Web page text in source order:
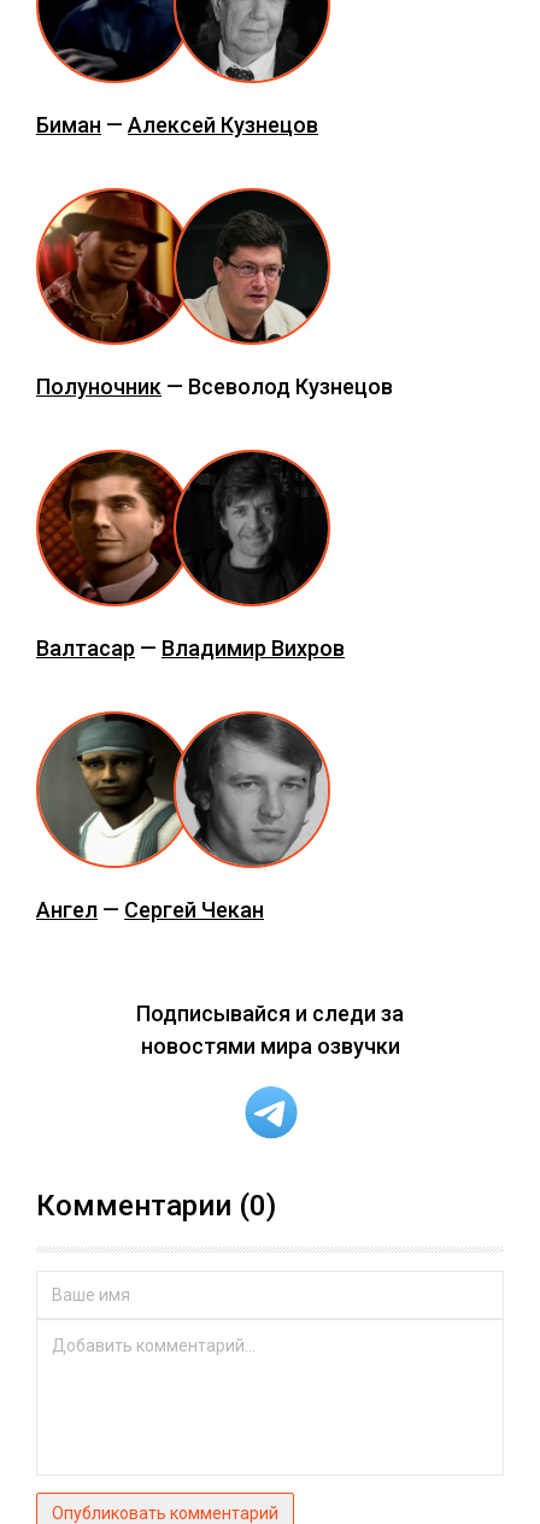
Биман — Алексей Кузнецов
Полуночник — Всеволод Кузнецов
Валтасар — Владимир Вихров
Ангел — Сергей Чекан
Подписывайся и следи за
новостями мира озвучки
Комментарии (0)
Опубликовать комментарий